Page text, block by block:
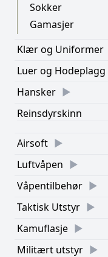
Sokker
Gamasjer
Klær og Uniformer
Luer og Hodeplagg
Hansker
Reinsdyrskinn
Airsoft
Luftvåpen
Våpentilbehør
Taktisk Utstyr
Kamuflasje
Militært utstyr